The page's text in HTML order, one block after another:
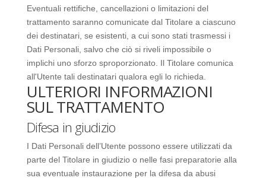
Eventuali rettifiche, cancellazioni o limitazioni del
trattamento saranno comunicate dal Titolare a ciascuno
dei destinatari, se esistenti, a cui sono stati trasmessi i
Dati Personali, salvo che ciò si riveli impossibile o
implichi uno sforzo sproporzionato. Il Titolare comunica
all'Utente tali destinatari qualora egli lo richieda.
ULTERIORI INFORMAZIONI
SUL TRATTAMENTO
Difesa in giudizio
I Dati Personali dell’Utente possono essere utilizzati da
parte del Titolare in giudizio o nelle fasi preparatorie alla
sua eventuale instaurazione per la difesa da abusi